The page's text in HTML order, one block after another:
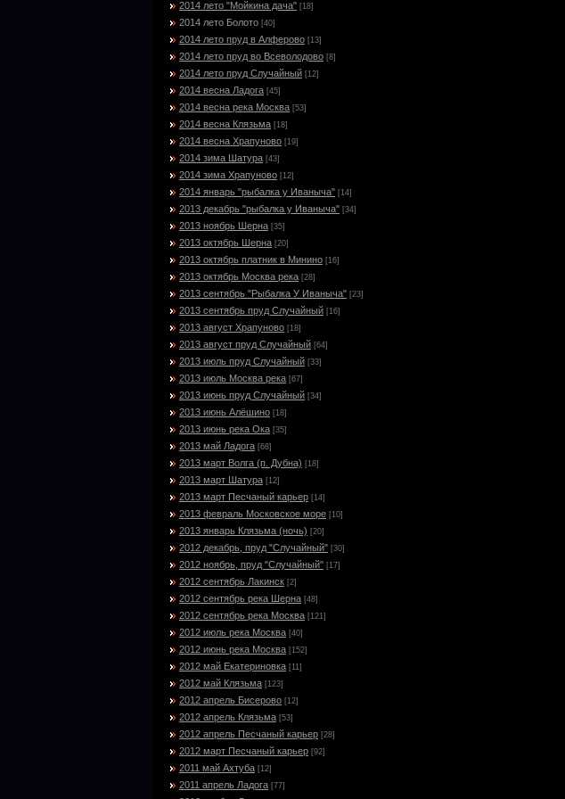
2014 лето "Мойкина дача" [18]
2014 лето Болото [40]
2014 лето пруд в Алферово [13]
2014 лето пруд во Всеволодово [8]
2014 лето пруд Случайный [12]
2014 весна Ладога [45]
2014 весна река Москва [53]
2014 весна Клязьма [18]
2014 весна Храпуново [19]
2014 зима Шатура [43]
2014 зима Храпуново [12]
2014 январь "рыбалка у Иваныча" [14]
2013 декабрь "рыбалка у Иваныча" [34]
2013 ноябрь Шерна [35]
2013 октябрь Шерна [20]
2013 октябрь платник в Минино [16]
2013 октябрь Москва река [28]
2013 сентябрь "Рыбалка У Иваныча" [23]
2013 сентябрь пруд Случайный [16]
2013 август Храпуново [18]
2013 август пруд Случайный [64]
2013 июль пруд Случайный [33]
2013 июль Москва река [67]
2013 июнь пруд Случайный [34]
2013 июнь Алёшино [18]
2013 июнь река Ока [35]
2013 май Ладога [68]
2013 март Волга (п. Дубна) [18]
2013 март Шатура [12]
2013 март Песчаный карьер [14]
2013 февраль Московское море [10]
2013 январь Клязьма (ночь) [20]
2012 декабрь, пруд "Случайный" [30]
2012 ноябрь, пруд "Случайный" [17]
2012 сентябрь Лакинск [2]
2012 сентябрь река Шерна [48]
2012 сентябрь река Москва [121]
2012 июль река Москва [40]
2012 июнь река Москва [152]
2012 май Екатериновка [11]
2012 май Клязьма [123]
2012 апрель Бисерово [12]
2012 апрель Клязьма [53]
2012 апрель Песчаный карьер [28]
2012 март Песчаный карьер [92]
2011 май Ахтуба [12]
2011 апрель Ладога [77]